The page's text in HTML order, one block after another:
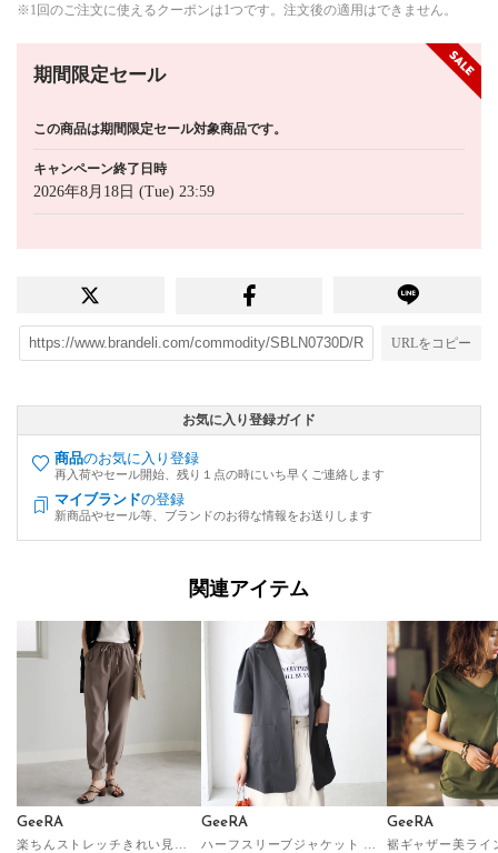
※1回のご注文に使えるクーポンは1つです。注文後の適用はできません。
期間限定セール
この商品は期間限定セール対象商品です。
キャンペーン終了日時
2026年8月18日 (Tue) 23:59
URLをコピー
お気に入り登録ガイド
商品のお気に入り登録
再入荷やセール開始、残り１点の時にいち早くご連絡します
マイブランドの登録
新商品やセール等、ブランドのお得な情報をお送りします
関連アイテム
GeeRA GeeRA GeeRA